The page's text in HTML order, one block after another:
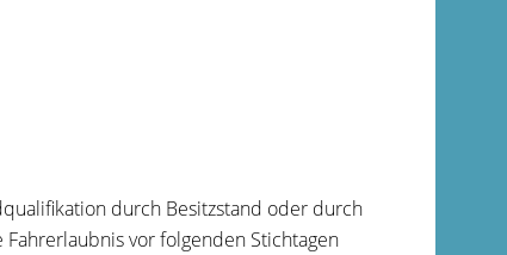
durch Besitzstand oder durch
Fahrerlaubnis vor folgenden Stichtagen